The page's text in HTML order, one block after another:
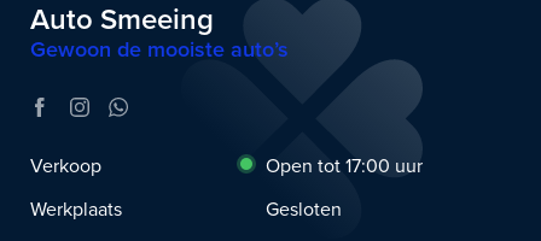
Auto Smeeing
Gewoon de mooiste auto’s
Verkoop
Open tot 17:00 uur
Werkplaats
Gesloten